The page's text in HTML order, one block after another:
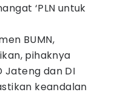
‘PLN untuk
BUMN,
pihaknya
Jateng dan DI
keandalan